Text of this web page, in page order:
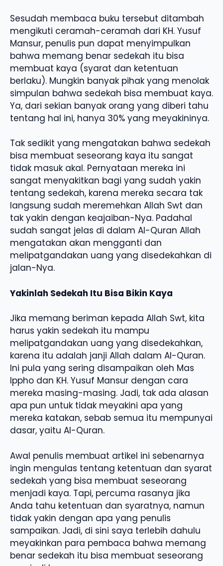
Sesudah membaca buku tersebut ditambah
mengikuti ceramah-ceramah dari KH. Yusuf
Mansur, penulis pun dapat menyimpulkan
bahwa memang benar sedekah itu bisa
membuat kaya (syarat dan ketentuan
berlaku). Mungkin banyak pihak yang menolak
simpulan bahwa sedekah bisa membuat kaya.
Ya, dari sekian banyak orang yang diberi tahu
tentang hal ini, hanya 30% yang meyakininya.
Tak sedikit yang mengatakan bahwa sedekah
bisa membuat seseorang kaya itu sangat
tidak masuk akal. Pernyataan mereka ini
sangat menyakitkan bagi yang sudah yakin
tentang sedekah, karena mereka secara tak
langsung sudah meremehkan Allah Swt dan
tak yakin dengan keajaiban-Nya. Padahal
sudah sangat jelas di dalam Al-Quran Allah
mengatakan akan mengganti dan
melipatgandakan uang yang disedekahkan di
jalan-Nya.
Yakinlah Sedekah Itu Bisa Bikin Kaya
Jika memang beriman kepada Allah Swt, kita
harus yakin sedekah itu mampu
melipatgandakan uang yang disedekahkan,
karena itu adalah janji Allah dalam Al-Quran.
Ini pula yang sering disampaikan oleh Mas
Ippho dan KH. Yusuf Mansur dengan cara
mereka masing-masing. Jadi, tak ada alasan
apa pun untuk tidak meyakini apa yang
mereka katakan, sebab semua itu mempunyai
dasar, yaitu Al-Quran.
Awal penulis membuat artikel ini sebenarnya
ingin mengulas tentang ketentuan dan syarat
sedekah yang bisa membuat seseorang
menjadi kaya. Tapi, percuma rasanya jika
Anda tahu ketentuan dan syaratnya, namun
tidak yakin dengan apa yang penulis
sampaikan. Jadi, di sini saya terlebih dahulu
meyakinkan para pembaca bahwa memang
benar sedekah itu bisa membuat seseorang